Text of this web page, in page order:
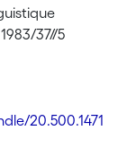
37//5
20.500.1471